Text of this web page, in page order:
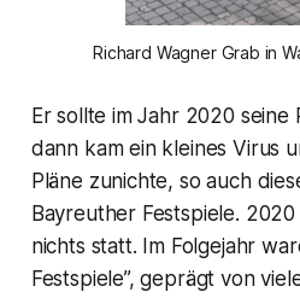
Richard Wagner Grab in
Er sollte im Jahr 2020
dann kam ein kleines Virus
Pläne zunichte, so auch
Bayreuther Festspiele.
nichts statt. Im Folgejahr
Festspiele”, geprägt von